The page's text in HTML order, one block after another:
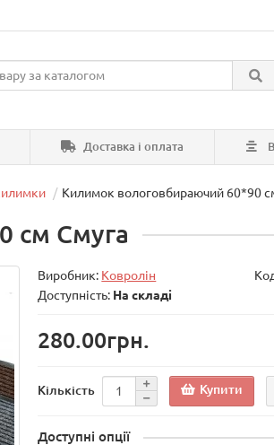
Доставка і оплата
Килимок вологовбираючий 60*90
см Смуга
Виробник: Ковролін
Доступність: На складі
280.00грн.
Кількість Купити
Доступні опції